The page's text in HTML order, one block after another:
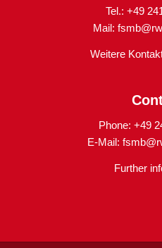
Tel.: +49
Mail:
Weitere
Phone: +49
E-Mail:
Further